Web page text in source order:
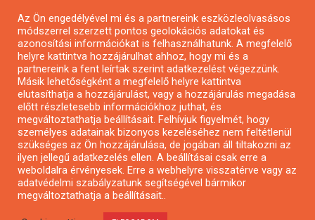
Pályázatok magánszemélyeknek
Pályázatok civil szervezeteknek
Pályázatok vállalkozásoknak
Önkormányzati pályázatok
Mezőgazdasági pályázatok
Falusi turizmus pályázatok
Napelem pályázatok
GINOP pályázatok
Az Ön engedélyével mi és a partnereink eszközleolvasásos
módszerrel szerzett pontos geolokációs adatokat és
azonosítási információkat is felhasználhatunk. A megfelelő
helyre kattintva hozzájárulhat ahhoz, hogy mi és a
partnereink a fent leírtak szerint adatkezelést végezzünk.
Másik lehetőségként a megfelelő helyre kattintva
elutasíthatja a hozzájárulást, vagy a hozzájárulás megadása
előtt részletesebb információkhoz juthat, és
megváltoztathatja beállításait. Felhívjuk figyelmét, hogy
személyes adatainak bizonyos kezeléséhez nem feltétlenül
szükséges az Ön hozzájárulása, de jogában áll tiltakozni az
ilyen jellegű adatkezelés ellen. A beállításai csak erre a
weboldalra érvényesek. Erre a webhelyre visszatérve vagy az
adatvédelmi szabályzatunk segítségével bármikor
megváltoztathatja a beállításait..